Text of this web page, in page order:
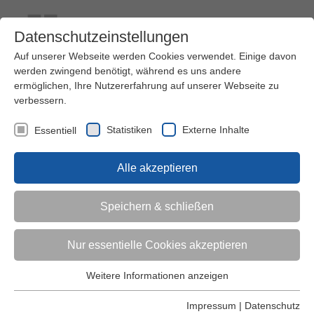
Kontakt Ihre Meinung ist uns wichtig!
Kinder (0-6)
Grundschulkinder
Jugendliche
Datenschutzeinstellungen
Auf unserer Webseite werden Cookies verwendet. Einige davon
werden zwingend benötigt, während es uns andere
ermöglichen, Ihre Nutzererfahrung auf unserer Webseite zu
verbessern.
Essentiell Statistiken Externe Inhalte
Alle akzeptieren
Speichern & schließen
Nur essentielle Cookies akzeptieren
Essentielle Cookies werden für grundlegende Funktionen der
Weitere Informationen anzeigen
Impressum | Datenschutz